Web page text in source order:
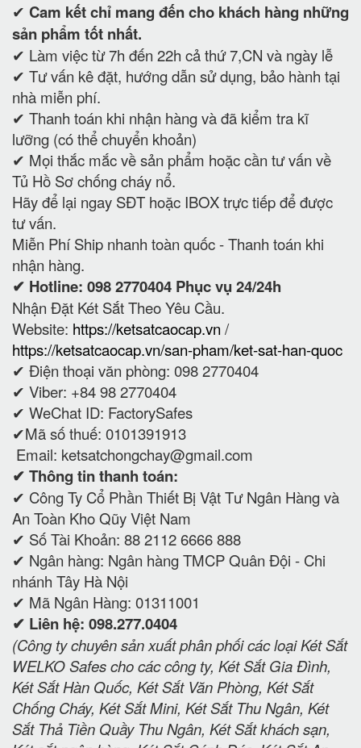
✔ Cam kếtchỉ mang đến cho khách hàng những
sản phẩm tốt nhất.
✔ Làm việc từ 7h đến 22h cả thứ 7,CN và ngày lễ
✔ Tư vấn kê đặt, hướng dẫn sử dụng, bảo hành tại
nhà miễn phí.
✔ Thanh toán khi nhận hàng và đã kiểm tra kĩ
lưỡng (có thể chuyển khoản)
✔ Mọi thắc mắc về sản phẩm hoặc cần tư vấn về
Tủ Hồ Sơ chống cháy nổ.
Hãy để lại ngay SĐT hoặc IBOX trực tiếp để được
tư vấn.
Miễn Phí Ship nhanh toàn quốc - Thanh toán khi
nhận hàng.
✔ Hotline: 098 2770404 Phục vụ 24/24h
Nhận Đặt Két Sắt Theo Yêu Cầu.
Website: https://ketsatcaocap.vn /
https://ketsatcaocap.vn/san-pham/ket-sat-han-quoc
✔ Điện thoại văn phòng: 098 2770404
✔ Viber: +84 98 2770404
✔ WeChat ID: FactorySafes
✔Mã số thuế: 0101391913
Email: ketsatchongchay@gmail.com
✔ Thông tin thanh toán:
✔ Công Ty Cổ Phần Thiết Bị Vật Tư Ngân Hàng và
An Toàn Kho Qũy Việt Nam
✔ Số Tài Khoản: 88 2112 6666 888
✔ Ngân hàng: Ngân hàng TMCP Quân Đội - Chi
nhánh Tây Hà Nội
✔ Mã Ngân Hàng: 01311001
✔ Liên hệ: 098.277.0404
(Công ty chuyên sản xuất phân phối các loại Két Sắt
WELKO Safes cho các công ty, Két Sắt Gia Đình,
Két Sắt Hàn Quốc, Két Sắt Văn Phòng, Két Sắt
Chống Cháy, Két Sắt Mini, Két Sắt Thu Ngân, Két
Sắt Thả Tiền Quầy Thu Ngân, Két Sắt khách sạn,